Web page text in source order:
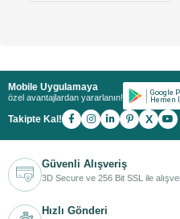
Mobile Uygulamaya
özel avantajlardan yararlanın!
Takipte Kal! X
Güvenli Alışveriş
3D Secure ve 256 Bit SSL ile
Hızlı Gönderi